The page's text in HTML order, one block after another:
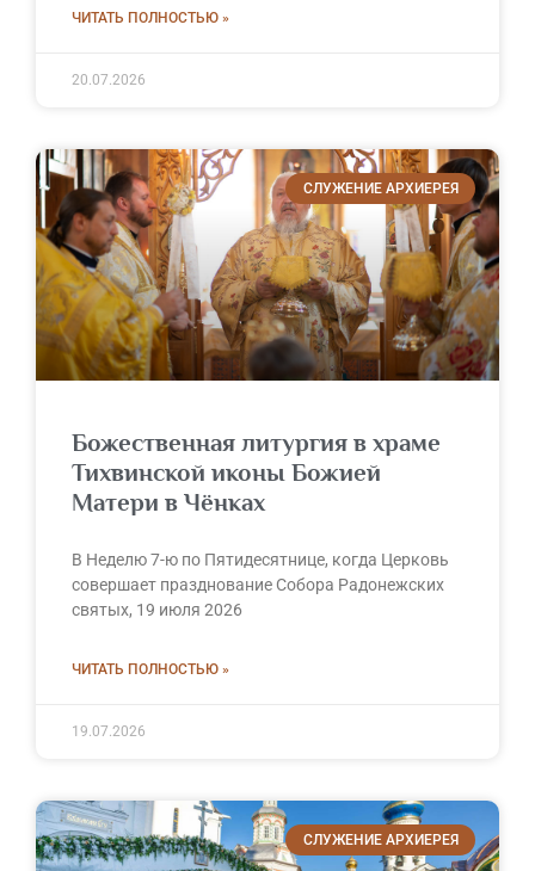
ЧИТАТЬ ПОЛНОСТЬЮ »
20.07.2026
СЛУЖЕНИЕ АРХИЕРЕЯ
Божественная литургия в храме
Тихвинской иконы Божией
Матери в Чёнках
В Неделю 7-ю по Пятидесятнице, когда Церковь
совершает празднование Собора Радонежских
святых, 19 июля 2026
ЧИТАТЬ ПОЛНОСТЬЮ »
19.07.2026
СЛУЖЕНИЕ АРХИЕРЕЯ